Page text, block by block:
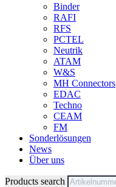
Binder
RAFI
RFS
PCTEL
Neutrik
ATAM
W&S
MH Connectors
EDAC
Techno
CEAM
FM
Sonderlösungen
News
Über uns
Products search